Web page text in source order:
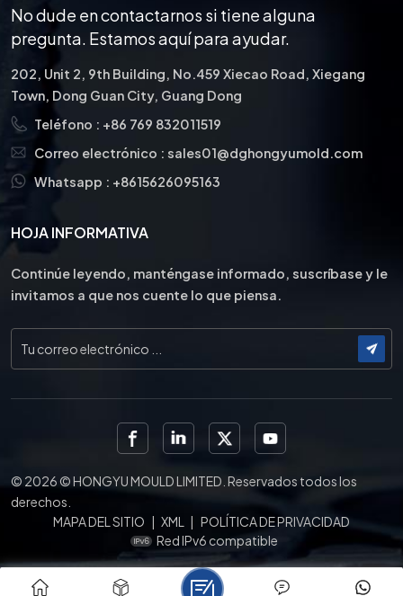
producir piezas soldadas de
alta calidad que aprovechan
las ventajas únicas del
carburo de tungsteno y el
acero inoxidable,
garantizando así fiabilidad y
durabilidad en una amplia
gama de aplicaciones.
No dude en contactarnos si tiene alguna
pregunta. Estamos aquí para ayudar.
202, Unit 2, 9th Building, No.459 Xiecao Road, Xiegang
Town, Dong Guan City, Guang Dong
Teléfono : +86 769 832011519
Correo electrónico : sales01@dghongyumold.com
Whatsapp : +8615626095163
HOJA INFORMATIVA
Continúe leyendo, manténgase informado, suscríbase y le
invitamos a que nos cuente lo que piensa.
© 2026 © HONGYU MOULD LIMITED. Reservados todos los
derechos.
MAPA DEL SITIO | XML | POLÍTICA DE PRIVACIDAD
Red IPv6 compatible